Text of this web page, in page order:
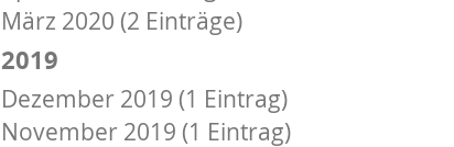
März 2020 (2 Einträge)
2019
Dezember 2019 (1 Eintrag)
November 2019 (1 Eintrag)